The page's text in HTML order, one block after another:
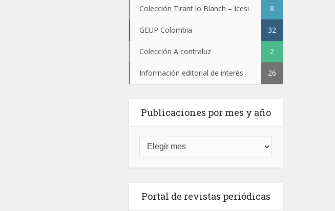
Colección Tirant lo Blanch – Icesi 8
GEUP Colombia 32
Colección A contraluz 2
Información editorial de interés 26
Publicaciones por mes y año
Portal de revistas periódicas